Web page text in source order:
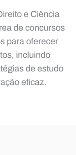
e Ciência
de concursos
para oferecer
incluindo
de estudo
eficaz.